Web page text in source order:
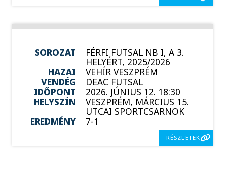
SOROZAT FÉRFI FUTSAL NB I, A 3.
HELYÉRT, 2025/2026
HAZAI
VEHÍR VESZPRÉM
VENDÉG
DEAC FUTSAL
IDŐPONT
2026. JÚNIUS 12. 18:30
HELYSZÍN
VESZPRÉM, MÁRCIUS 15.
UTCAI SPORTCSARNOK
EREDMÉNY
7-1
RÉSZLETEK